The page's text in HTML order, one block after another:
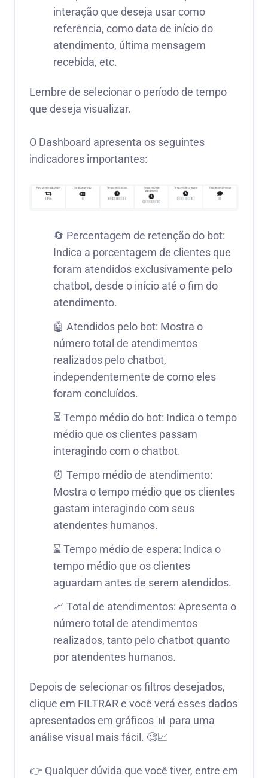
interação que deseja usar como
referência, como data de início do
atendimento, última mensagem
recebida, etc.
Lembre de selecionar o período de tempo
que deseja visualizar.
O Dashboard apresenta os seguintes
indicadores importantes:
🔄 Percentagem de retenção do bot:
Indica a porcentagem de clientes que
foram atendidos exclusivamente pelo
chatbot, desde o início até o fim do
atendimento.
🤖 Atendidos pelo bot: Mostra o
número total de atendimentos
realizados pelo chatbot,
independentemente de como eles
foram concluídos.
⏳ Tempo médio do bot: Indica o tempo
médio que os clientes passam
interagindo com o chatbot.
⏰ Tempo médio de atendimento:
Mostra o tempo médio que os clientes
gastam interagindo com seus
atendentes humanos.
⌛ Tempo médio de espera: Indica o
tempo médio que os clientes
aguardam antes de serem atendidos.
📈 Total de atendimentos: Apresenta o
número total de atendimentos
realizados, tanto pelo chatbot quanto
por atendentes humanos.
Depois de selecionar os filtros desejados,
clique em FILTRAR e você verá esses dados
apresentados em gráficos 📊 para uma
análise visual mais fácil. 🧐📈
👉 Qualquer dúvida que você tiver, entre em